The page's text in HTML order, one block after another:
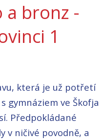
a bronz -
1
která je už potřetí
gymnáziem ve Škofja
Předpokládané
v ničivé povodně, a